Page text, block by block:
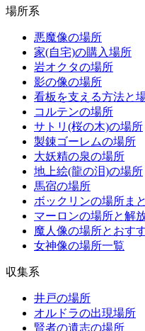
場所系
悪魔像の場所
家(自宅)の購入場所
岩オクタの場所
影の像の場所
看板を支える方法と
コルテンの場所
サトリ(桜の木)の場所
製錬ゴーレムの場所
大妖精の泉の場所
地上絵(龍の泪)の場所
馬宿の場所
ボックリンの場所ま
マーロンの場所と解
魔人像の場所とおす
女神像の場所一覧
収集系
井戸の場所
オルドラの出現場所
賢者の遺志の場所